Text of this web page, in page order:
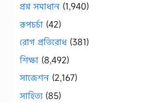
প্রশ্ন সমাধান (1,940)
রূপচর্চা (42)
রোগ প্রতিরোধ(381)
শিক্ষা (8,492)
সাজেশন (2,167)
সাহিত্য(85)